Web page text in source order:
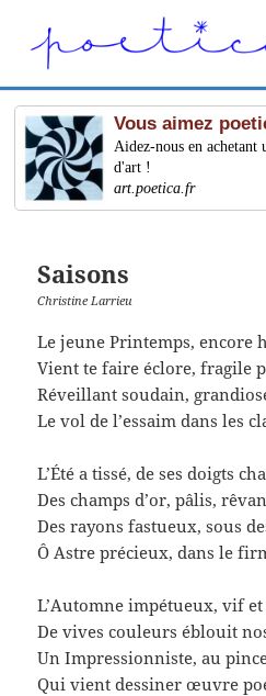
Vous aimez
Aidez-nous en achetant
d'art !
art.poetica.fr
Saisons
Christine Larrieu
Le jeune Printemps, encore
Vient te faire éclore, fragile
Réveillant soudain,
Le vol de l’essaim dans les
L’Été a tissé, de ses doigts
Des champs d’or, pâlis,
Des rayons fastueux, sous
Ô Astre précieux, dans le
L’Automne impétueux, vif
De vives couleurs éblouit
Un Impressionniste, au
Qui vient dessiner œuvre